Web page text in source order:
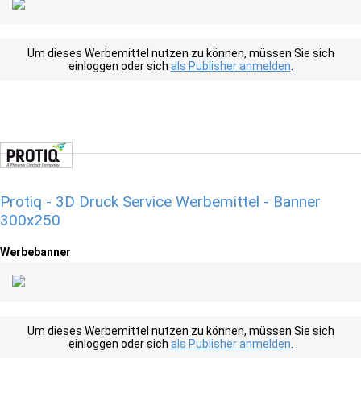
Um dieses Werbemittel nutzen zu können, müssen Sie sich
einloggen oder sich als Publisher anmelden
Protiq - 3D Druck Service Werbemittel - Banner
300x250
Werbebanner
Um dieses Werbemittel nutzen zu können, müssen Sie sich
einloggen oder sich als Publisher anmelden